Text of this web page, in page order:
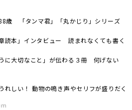
歳 「タンマ君」「丸かじり」シリーズ
読本」インタビュー 読まれなくても書く
に大切なこと」が伝わる３冊 何げない
れしい！ 動物の鳴き声やセリフが盛りだく